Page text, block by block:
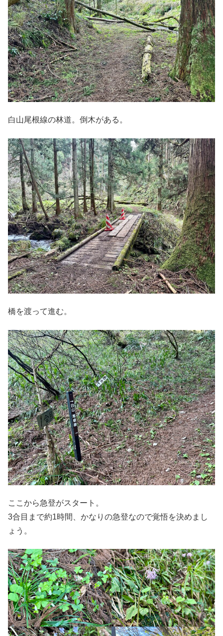
白山尾根線の林道。倒木がある。
橋を渡って進む。
ここから急登がスタート。
3合目まで約1時間、かなりの急登なので覚悟を決めまし
ょう。